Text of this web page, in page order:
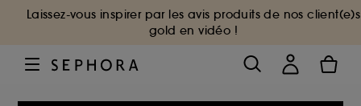
Laissez-vous inspirer par les avis produits de nos client(e)s
gold en vidéo !